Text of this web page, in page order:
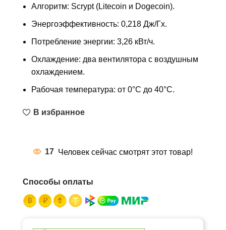
Алгоритм: Scrypt (Litecoin и Dogecoin).
Энергоэффективность: 0,218 Дж/Гх.
Потребление энергии: 3,26 кВт/ч.
Охлаждение: два вентилятора с воздушным
охлаждением.
Рабочая температура: от 0°C до 40°C.
В избранное
17 Человек сейчас смотрят этот товар!
Способы оплаты